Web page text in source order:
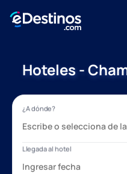
Hoteles -